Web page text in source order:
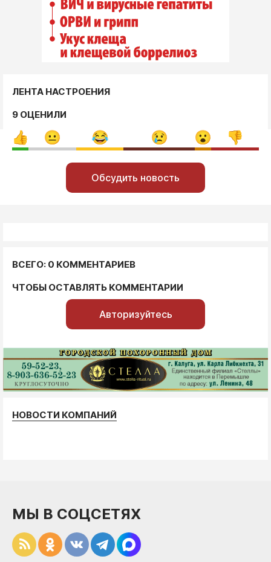
ЛЕНТА НАСТРОЕНИЯ
9 ОЦЕНИЛИ
Обсудить новость
ВСЕГО: 0 КОММЕНТАРИЕВ
ЧТОБЫ ОСТАВЛЯТЬ КОММЕНТАРИИ
Авторизуйтесь
НОВОСТИ КОМПАНИЙ
МЫ В СОЦСЕТЯХ